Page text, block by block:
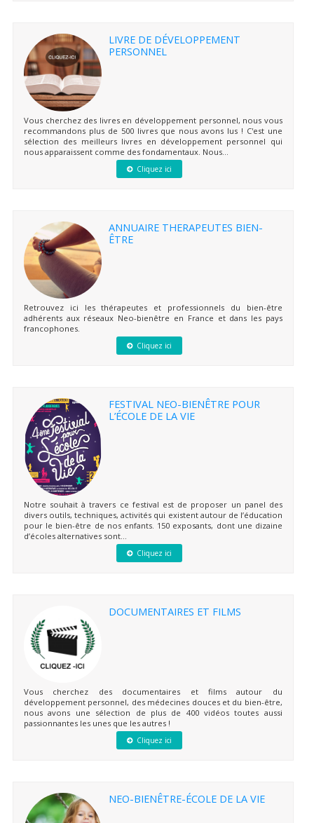
LIVRE DE DÉVELOPPEMENT
PERSONNEL
Vous cherchez des livres en développement personnel, nous vous
recommandons plus de 500 livres que nous avons lus ! C'est une
sélection des meilleurs livres en développement personnel qui
nous apparaissent comme des fondamentaux. Nous...
Cliquez ici
ANNUAIRE THERAPEUTES BIEN-
ÊTRE
Retrouvez ici les thérapeutes et professionnels du bien-être
adhérents aux réseaux Neo-bienêtre en France et dans les pays
francophones.
Cliquez ici
FESTIVAL NEO-BIENÊTRE POUR
L’ÉCOLE DE LA VIE
Notre souhait à travers ce festival est de proposer un panel des
divers outils, techniques, activités qui existent autour de l’éducation
pour le bien-être de nos enfants. 150 exposants, dont une dizaine
d’écoles alternatives sont...
Cliquez ici
DOCUMENTAIRES ET FILMS
Vous cherchez des documentaires et films autour du
développement personnel, des médecines douces et du bien-être,
nous avons une sélection de plus de 400 vidéos toutes aussi
passionnantes les unes que les autres !
Cliquez ici
NEO-BIENÊTRE-ÉCOLE DE LA VIE